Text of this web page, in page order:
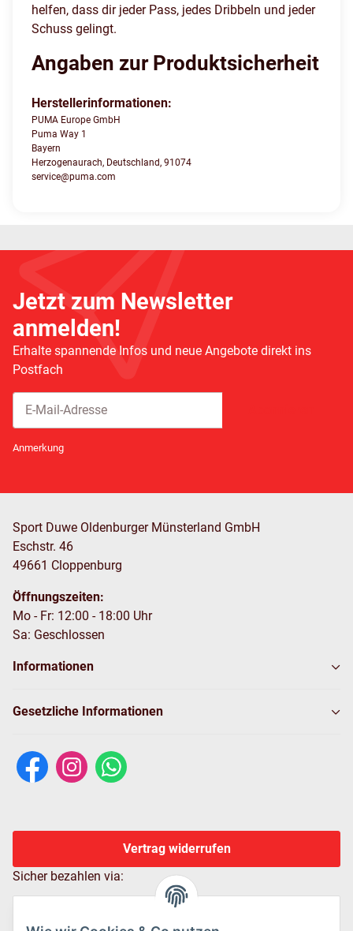
helfen, dass dir jeder Pass, jedes Dribbeln und jeder
Schuss gelingt.
Angaben zur Produktsicherheit
Herstellerinformationen:
PUMA Europe GmbH
Puma Way 1
Bayern
Herzogenaurach, Deutschland, 91074
service@puma.com
Jetzt zum Newsletter
anmelden!
Erhalte spannende Infos und neue Angebote direkt ins
Postfach
Anmerkung
Sport Duwe Oldenburger Münsterland GmbH
Eschstr. 46
49661 Cloppenburg
Öffnungszeiten:
Mo - Fr: 12:00 - 18:00 Uhr
Sa: Geschlossen
Informationen
Gesetzliche Informationen
Vertrag widerrufen
Sicher bezahlen via: